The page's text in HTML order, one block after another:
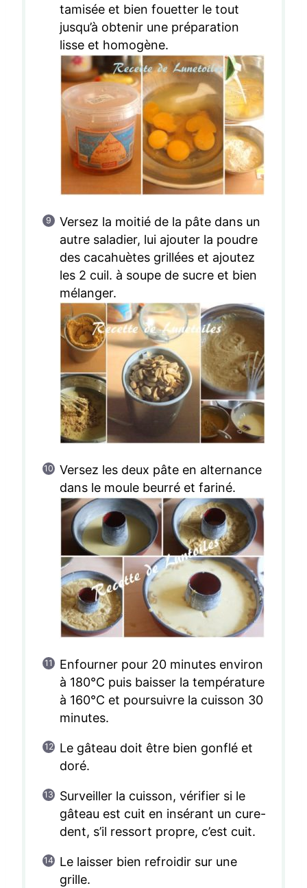
tamisée et bien fouetter le tout
jusqu’à obtenir une préparation
lisse et homogène.
Versez la moitié de la pâte dans un
autre saladier, lui ajouter la poudre
des cacahuètes grillées et ajoutez
les 2 cuil. à soupe de sucre et bien
mélanger.
Versez les deux pâte en alternance
dans le moule beurré et fariné.
Enfourner pour 20 minutes environ
à 180°C puis baisser la température
à 160°C et poursuivre la cuisson 30
minutes.
Le gâteau doit être bien gonflé et
doré.
Surveiller la cuisson, vérifier si le
gâteau est cuit en insérant un cure-
dent, s’il ressort propre, c’est cuit.
Le laisser bien refroidir sur une
grille.